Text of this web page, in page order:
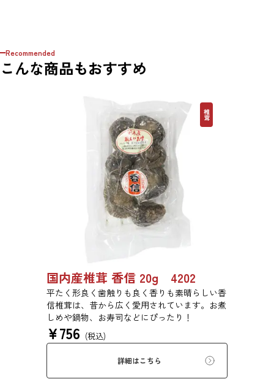
Recommended
こんな商品もおすすめ
椎茸
国内産椎茸 香信 20g 4202
平たく形良く歯触りも良く香りも素晴らしい香
信椎茸は、昔から広く愛用されています。お煮
しめや鍋物、お寿司などにぴったり！
¥756 (税込)
詳細はこちら